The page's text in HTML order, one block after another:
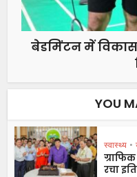
बेडमिंटन में
YOU
स्वास्थ्य •
रचा